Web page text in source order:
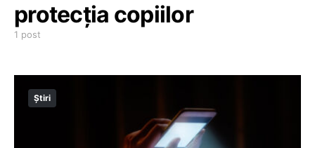
protecția copiilor
1 post
Știri